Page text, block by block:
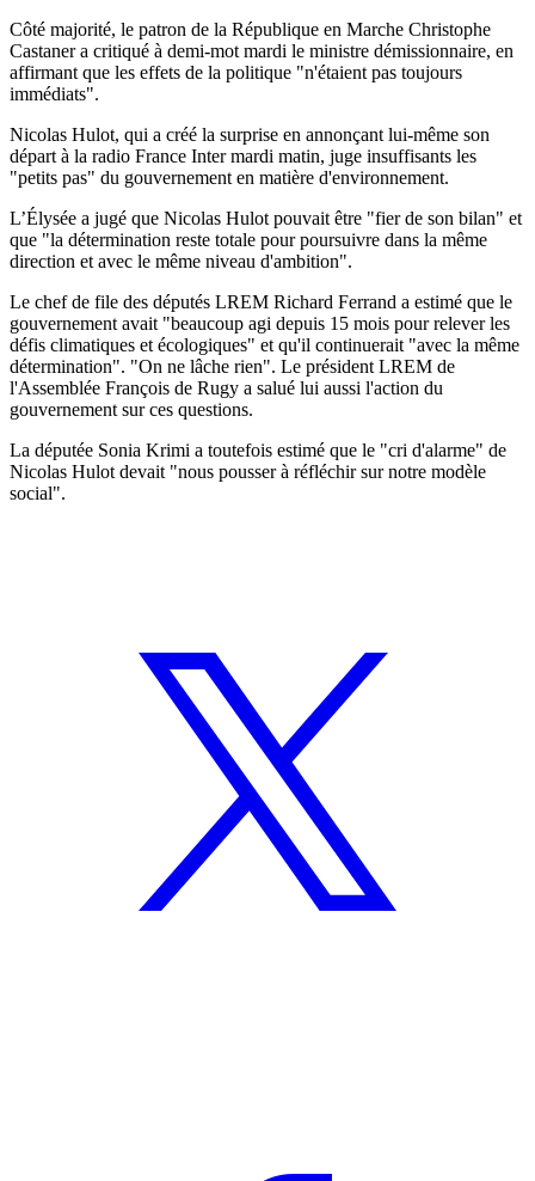
Côté majorité, le patron de la République en Marche Christophe
Castaner a critiqué à demi-mot mardi le ministre démissionnaire, en
affirmant que les effets de la politique "n'étaient pas toujours
immédiats".
Nicolas Hulot, qui a créé la surprise en annonçant lui-même son
départ à la radio France Inter mardi matin, juge insuffisants les
"petits pas" du gouvernement en matière d'environnement.
L’Élysée a jugé que Nicolas Hulot pouvait être "fier de son bilan" et
que "la détermination reste totale pour poursuivre dans la même
direction et avec le même niveau d'ambition".
Le chef de file des députés LREM Richard Ferrand a estimé que le
gouvernement avait "beaucoup agi depuis 15 mois pour relever les
défis climatiques et écologiques" et qu'il continuerait "avec la même
détermination". "On ne lâche rien". Le président LREM de
l'Assemblée François de Rugy a salué lui aussi l'action du
gouvernement sur ces questions.
La députée Sonia Krimi a toutefois estimé que le "cri d'alarme" de
Nicolas Hulot devait "nous pousser à réfléchir sur notre modèle
social".